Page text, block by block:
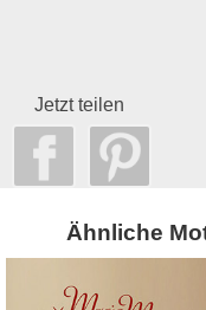
Jetzt teilen
Ähnliche